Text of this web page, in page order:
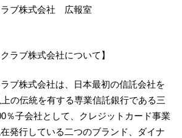
ラブ株式会社 広報室
ラブ株式会社について】
ブ株式会社は、日本最初の信託会社を
の伝統を有する専業信託銀行である三
％子会社として、クレジットカード事業
発行している二つのブランド、ダイナ